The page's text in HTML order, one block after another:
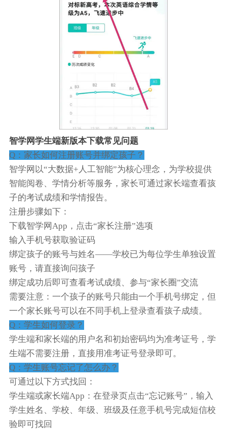
智学网学生端新版本下载常见问题
Q：家长如何注册账号并绑定孩子？
智学网以“大数据+人工智能”为核心理念，为学校提供
智能阅卷、学情分析等服务，家长可通过家长端查看孩
子的考试成绩和学情报告。
注册步骤如下：
下载智学网App，点击“家长注册”选项
输入手机号获取验证码
绑定孩子的账号与姓名——学校已为每位学生单独设置
账号，请直接询问孩子
绑定成功后即可查看考试成绩、参与“家长圈”交流
需要注意：一个孩子的账号只能由一个手机号绑定，但
一个家长账号可以在不同手机上登录查看孩子成绩。
Q：学生如何登录？
学生端和家长端的用户名和初始密码均为准考证号，学
生端不需要注册，直接用准考证号登录即可。
Q：学生账号忘记了怎么办？
可通过以下方式找回：
学生端或家长端App：在登录页点击“忘记账号”，输入
学生姓名、学校、年级、班级及任意手机号完成短信校
验即可找回